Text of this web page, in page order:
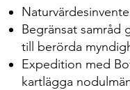
Begränsat samråd
till berörda
Expedition med
kartlägga